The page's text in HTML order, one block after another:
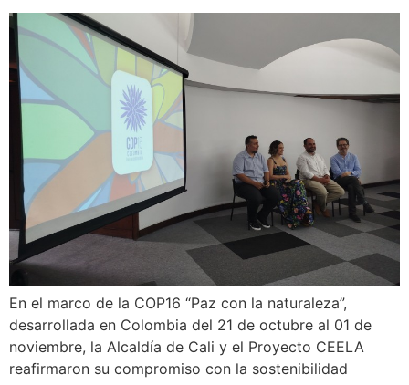
En el marco de la COP16 “Paz con la naturaleza”,
desarrollada en Colombia del 21 de octubre al 01 de
noviembre, la Alcaldía de Cali y el Proyecto CEELA
reafirmaron su compromiso con la sostenibilidad